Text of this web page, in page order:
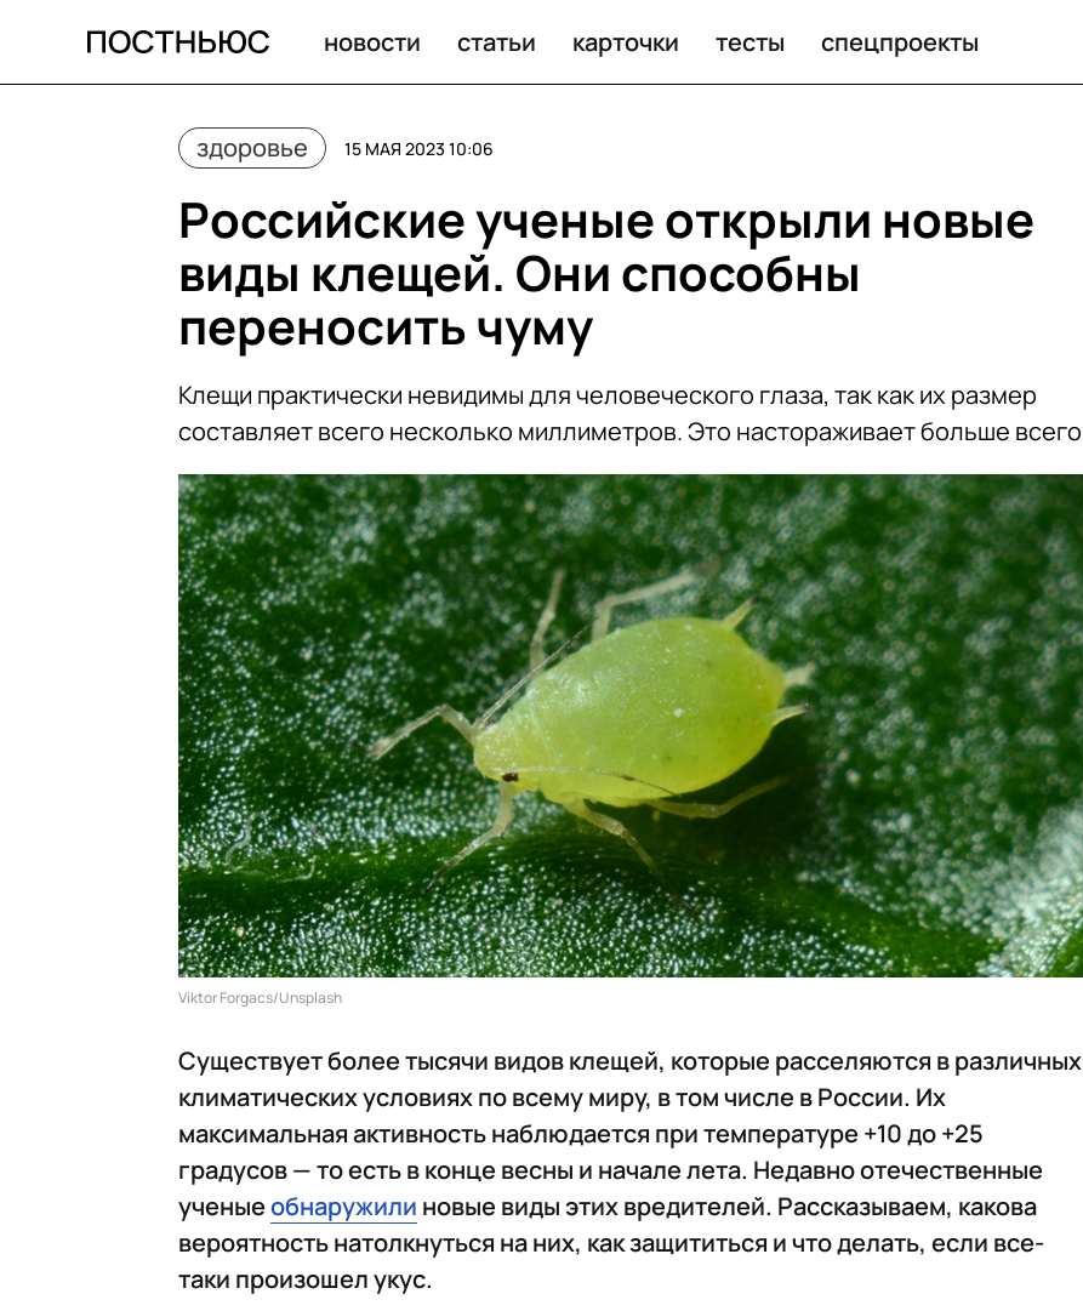
новости статьи карточки тесты спецпроекты
здоровье 15 МАЯ 2023 10:06
Российские ученые открыли новые
виды клещей. Они способны
переносить чуму
Клещи практически невидимы для человеческого глаза, так как их размер
составляет всего несколько миллиметров. Это настораживает больше всего
Viktor Forgacs/Unsplash
Существует более тысячи видов клещей, которые расселяются в различных
климатических условиях по всему миру, в том числе в России. Их
максимальная активность наблюдается при температуре +10 до +25
градусов — то есть в конце весны и начале лета. Недавно отечественные
ученыеобнаружили новые виды этих вредителей. Рассказываем, какова
вероятность натолкнуться на них, как защититься и что делать, если все-
таки произошел укус.